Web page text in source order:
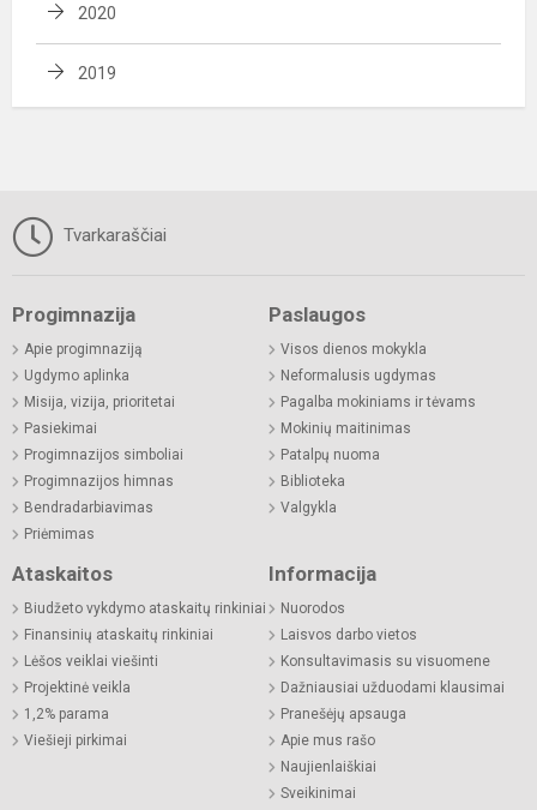
2020
2019
Tvarkaraščiai
Progimnazija
Apie progimnaziją
Ugdymo aplinka
Misija, vizija, prioritetai
Pasiekimai
Progimnazijos simboliai
Progimnazijos himnas
Bendradarbiavimas
Priėmimas
Paslaugos
Visos dienos mokykla
Neformalusis ugdymas
Pagalba mokiniams ir tėvams
Mokinių maitinimas
Patalpų nuoma
Biblioteka
Valgykla
Ataskaitos
Biudžeto vykdymo ataskaitų rinkiniai
Finansinių ataskaitų rinkiniai
Lėšos veiklai viešinti
Projektinė veikla
1,2% parama
Viešieji pirkimai
Informacija
Nuorodos
Laisvos darbo vietos
Konsultavimasis su visuomene
Dažniausiai užduodami klausimai
Pranešėjų apsauga
Apie mus rašo
Naujienlaiškiai
Sveikinimai